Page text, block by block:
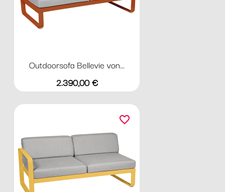
Outdoorsofa Bellevie von...
Preis
2.390,00 €
favorite_border